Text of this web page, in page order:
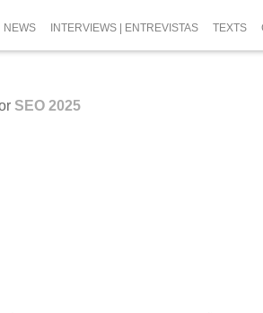
NEWS INTERVIEWS | ENTREVISTAS TEXTS
SEO 2025